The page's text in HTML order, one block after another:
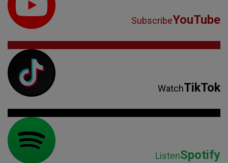
SubscribeYouTube
WatchTikTok
ListenSpotify